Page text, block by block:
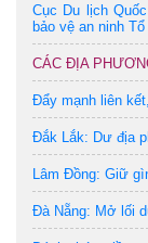
Cục Du lịch
bảo vệ an ninh Tổ
CÁC ĐỊA
Đẩy mạnh liên
Đắk Lắk: Dư địa
Lâm Đồng: Giữ
Đà Nẵng: Mở lối